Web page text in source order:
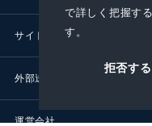
で詳しく把握す
す。
拒否する
サイトポリシー
外部送信ポリシー
運営会社